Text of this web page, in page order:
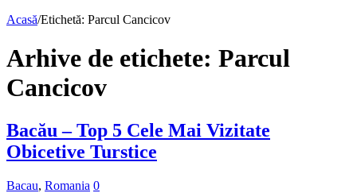
Acasă/Etichetă: Parcul Cancicov
Arhive de etichete: Parcul
Cancicov
Bacău – Top 5 Cele Mai Vizitate
Obicetive Turstice
Bacau, Romania 0